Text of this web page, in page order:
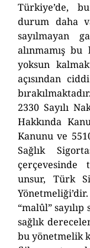
Türkiye’de,
durum daha
sayılmayan
alınmamış
yoksun
açısından
2330 Sayılı
Hakkında
Kanunu ve
Sağlık
çerçevesinde
unsur, Türk
“malûl”
sağlık
bu yönetmelik